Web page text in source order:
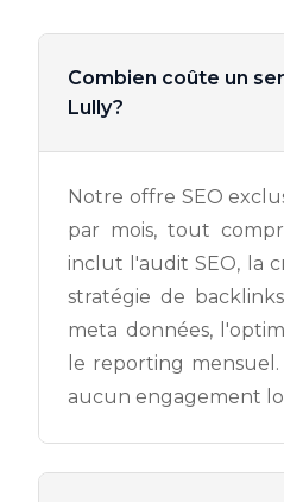
Combien coûte un
Lully?
Notre offre SEO
par mois, tout
inclut l'audit SEO, la
stratégie de
meta données,
le reporting
aucun engagement